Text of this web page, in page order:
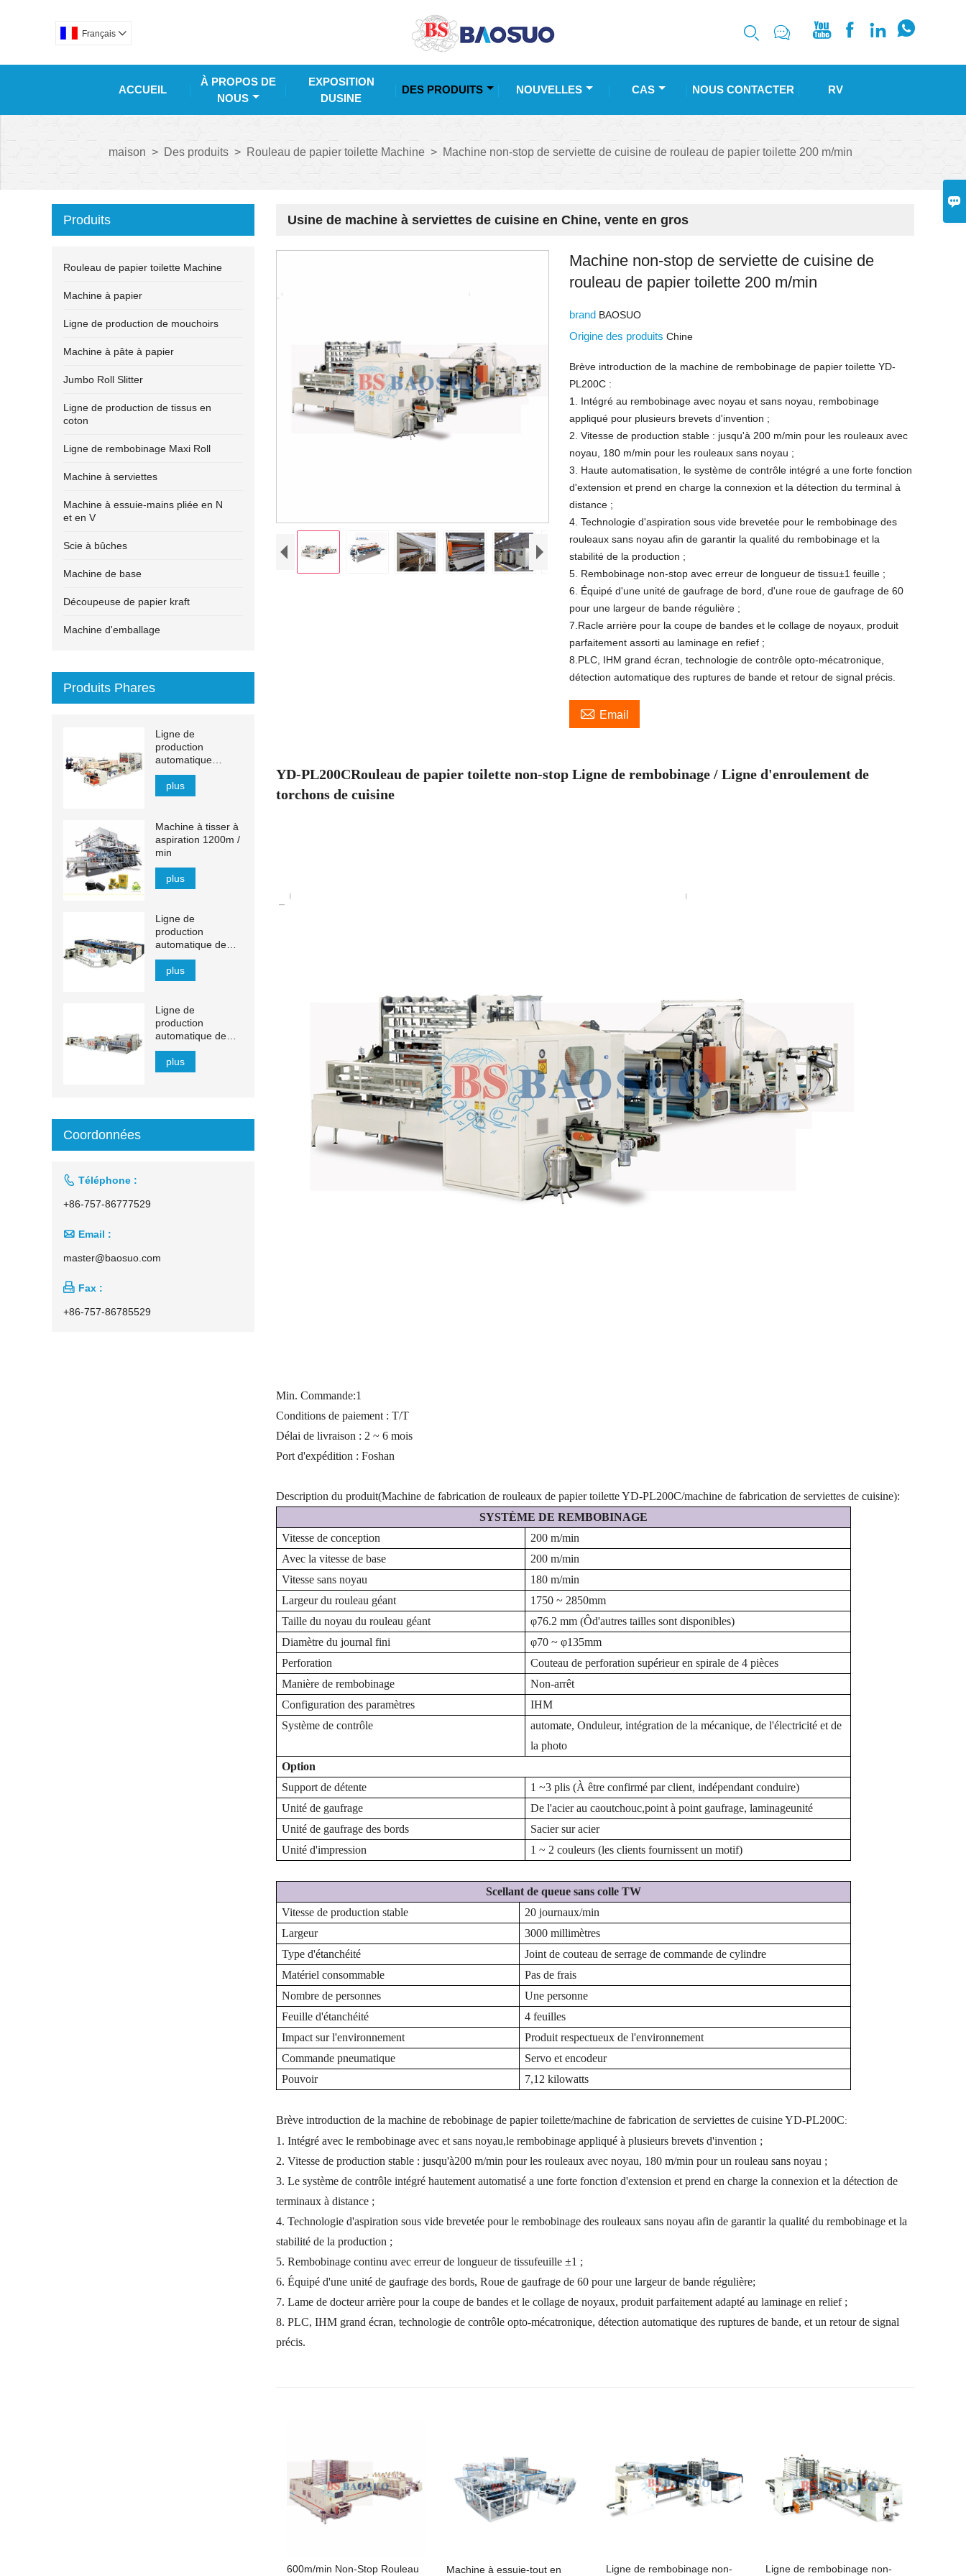

Français       
ACCUEIL
À PROPOS DE
NOUS
EXPOSITION
DUSINE
DES PRODUITS NOUVELLES CAS NOUS CONTACTER RV
maison > Des produits > Rouleau de papier toilette Machine > Machine non-stop de serviette de cuisine de rouleau de papier toilette 200 m/min
Usine de machine à serviettes de cuisine en Chine, vente en gros
Machine non-stop de serviette de cuisine de
rouleau de papier toilette 200 m/min
brand BAOSUO
Origine des produitsChine
Brève introduction de la machine de rembobinage de papier toilette YD-
PL200C :
1. Intégré au rembobinage avec noyau et sans noyau, rembobinage
appliqué pour plusieurs brevets d'invention ;
2. Vitesse de production stable : jusqu'à 200 m/min pour les rouleaux avec
noyau, 180 m/min pour les rouleaux sans noyau ;
3. Haute automatisation, le système de contrôle intégré a une forte fonction
d'extension et prend en charge la connexion et la détection du terminal à
distance ;
4. Technologie d'aspiration sous vide brevetée pour le rembobinage des
rouleaux sans noyau afin de garantir la qualité du rembobinage et la
stabilité de la production ;
5. Rembobinage non-stop avec erreur de longueur de tissu±1 feuille ;
6. Équipé d'une unité de gaufrage de bord, d'une roue de gaufrage de 60
pour une largeur de bande régulière ;
7.Racle arrière pour la coupe de bandes et le collage de noyaux, produit
parfaitement assorti au laminage en refief ;
8.PLC, IHM grand écran, technologie de contrôle opto-mécatronique,
détection automatique des ruptures de bande et retour de signal précis.
 Email
YD-PL200CRouleau de papier toilette non-stop Ligne de rembobinage / Ligne d'enroulement de
torchons de cuisine
Min. Commande:1
Conditions de paiement : T/T
Délai de livraison : 2 ~ 6 mois
Port d'expédition : Foshan
Description du produit(Machine de fabrication de rouleaux de papier toilette YD-PL200C/machine de fabrication de serviettes de cuisine):
SYSTÈME DE REMBOBINAGE
Vitesse de conception
200 m/min
Avec la vitesse de base
200 m/min
Vitesse sans noyau
180 m/min
Largeur du rouleau géant
1 750 ~ 2850mm
Taille du noyau du rouleau géant
φ76.2 mm (Ôd'autres tailles sont disponibles)
Diamètre du journal fini
φ70 ~ φ135mm
Perforation
Couteau de perforation supérieur en spirale de 4 pièces
Manière de rembobinage
Non-arrêt
Configuration des paramètres
IHM
Système de contrôle
automate, Onduleur, intégration de la mécanique, de l'électricité et de
la photo
Option
Support de détente
1 ~3 plis (À être confirmé parclient, indépendant conduire)
Unité de gaufrage
De l'acier au caoutchouc,point à point gaufrage, laminageunité
Unité de gaufrage des bords
Sacier sur acier
Unité d'impression
1 ~ 2 couleurs (les clients fournissent un motif)
Scellant de queue sans colle TW
Vitesse de production stable
20 journaux/min
Largeur
3000 millimètres
Type d'étanchéité
Joint de couteau de serrage de commande de cylindre
Matériel consommable
Pas de frais
Nombre de personnes
Une personne
Feuille d'étanchéité
4 feuilles
Impact sur l'environnement
Produit respectueux de l'environnement
Commande pneumatique
Servo et encodeur
Pouvoir
7,12 kilowatts
Brève introduction de la machine de rebobinage de papier toilette/machine de fabrication de serviettes de cuisine YD-PL200C:
1. Intégré avec le rembobinage avec et sans noyau,le rembobinage appliqué à plusieurs brevets d'invention ;
2. Vitesse de production stable : jusqu'à200 m/min pour les rouleaux avec noyau, 180 m/min pour un rouleau sans noyau ;
3. Le système de contrôle intégré hautement automatisé a une forte fonction d'extension et prend en charge la connexion et la détection de
terminaux à distance ;
4. Technologie d'aspiration sous vide brevetée pour le rembobinage des rouleaux sans noyau afin de garantir la qualité du rembobinage et la
stabilité de la production ;
5. Rembobinage continu avec erreur de longueur de tissufeuille ±1 ;
6. Équipé d'une unité de gaufrage des bords, Roue de gaufrage de 60 pour une largeur de bande régulière;
7. Lame de docteur arrière pour la coupe de bandes et le collage de noyaux, produit parfaitement adapté au laminage en relief ;
8. PLC, IHM grand écran, technologie de contrôle opto-mécatronique, détection automatique des ruptures de bande, et un retour de signal
précis.
600m/min Non-Stop Rouleau Machine à essuie-tout en Ligne de rembobinage non- Ligne de rembobinage non-
Produits
Rouleau de papier toilette Machine
Machine à papier
Ligne de production de mouchoirs
Machine à pâte à papier
Jumbo Roll Slitter
Ligne de production de tissus en
coton
Ligne de rembobinage Maxi Roll
Machine à serviettes
Machine à essuie-mains pliée en N
et en V
Scie à bûches
Machine de base
Découpeuse de papier kraft
Machine d'emballage
Produits Phares
Ligne de
production
automatique
d'essuie-mains en
papier à transfert
MJN-PL
plus
Machine à tisser à
aspiration 1200m /
min
plus
Ligne de
production
automatique de
mouchoirs YH-FG
plus
Ligne de
production
automatique de
mouchoirs en
papier à transfert
automatique de
plus
Coordonnées
 Téléphone :
+86-757-86777529
 Email :
master@baosuo.com
 Fax :
+86-757-86785529